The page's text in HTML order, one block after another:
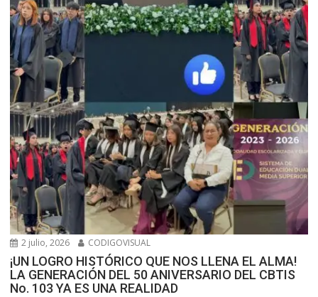
2 julio, 2026 CODIGOVISUAL
¡UN LOGRO HISTÓRICO QUE NOS LLENA EL ALMA!
LA GENERACIÓN DEL 50 ANIVERSARIO DEL CBTIS
No. 103 YA ES UNA REALIDAD